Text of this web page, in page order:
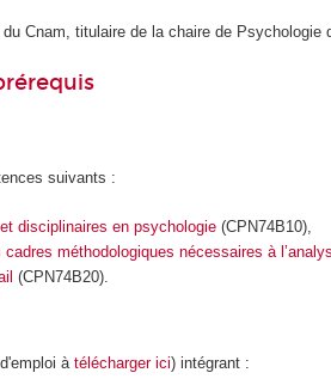
du Cnam, titulaire de la chaire de Psychologie
suivants :
disciplinaires en psychologie(CPN74B10),
méthodologiques nécessaires à
(CPN74B20).
àtélécharger ici) intégrant :